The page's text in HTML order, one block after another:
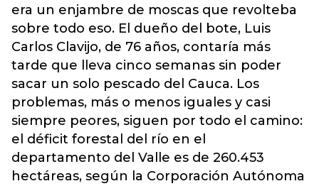
era un enjambre de moscas que revolteba
sobre todo eso. El dueño del bote, Luis
Carlos Clavijo, de 76 años, contaría más
tarde que lleva cinco semanas sin poder
sacar un solo pescado del Cauca. Los
problemas, más o menos iguales y casi
siempre peores, siguen por todo el camino:
el déficit forestal del río en el
departamento del Valle es de 260.453
hectáreas, según la Corporación Autónoma